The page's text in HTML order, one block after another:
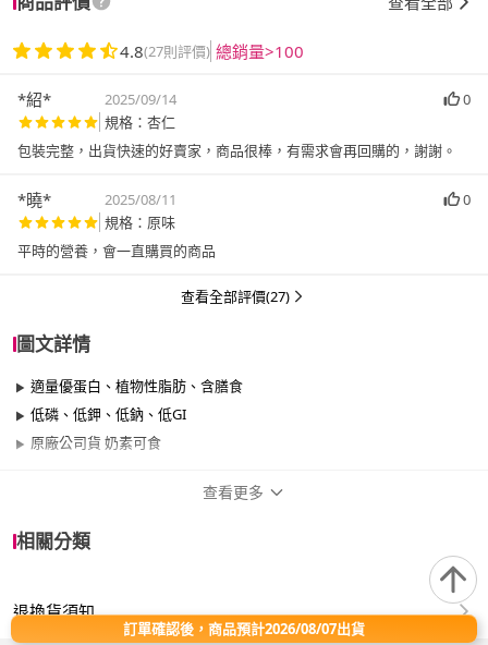
4.8(27則評價) 總銷量>100
*紹* 2025/09/14
0
規格：杏仁
包裝完整，出貨快速的好賣家，商品很棒，有需求會再回購的，謝謝。
*曉* 2025/08/11
0
規格：原味
平時的營養，會一直購買的商品
查看全部評價(27)
圖文詳情
適量優蛋白、植物性脂肪、含膳食
低磷、低鉀、低鈉、低GI
原廠公司貨 奶素可食
類型 飲品、可以管灌
查看更多
相關分類
退換貨須知
訂單確認後，商品預計2026/08/07出貨